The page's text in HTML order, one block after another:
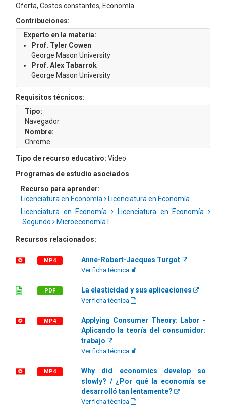
Oferta, Costos constantes, Economía
Contribuciones:
Experto en la materia:
Prof. Tyler Cowen
George Mason University
Prof. Alex Tabarrok
George Mason University
Requisitos técnicos:
Tipo:
Navegador
Nombre:
Chrome
Tipo de recurso educativo: Video
Programas de estudio asociados
Recurso para aprender:
Licenciatura en Economía
Licenciatura en Economía
Licenciatura en Economía
Licenciatura en Economía
Segundo
Microeconomía I
Recursos relacionados:
MP4 Anne-Robert-Jacques Turgot
Ver ficha técnica
PDF La elasticidad y sus aplicaciones
Ver ficha técnica
MP4
Applying Consumer Theory: Labor -
Aplicando la teoría del consumidor:
trabajo
Ver ficha técnica
MP4
Why did economics develop so
slowly? / ¿Por qué la economía se
desarrolló tan lentamente?
Ver ficha técnica